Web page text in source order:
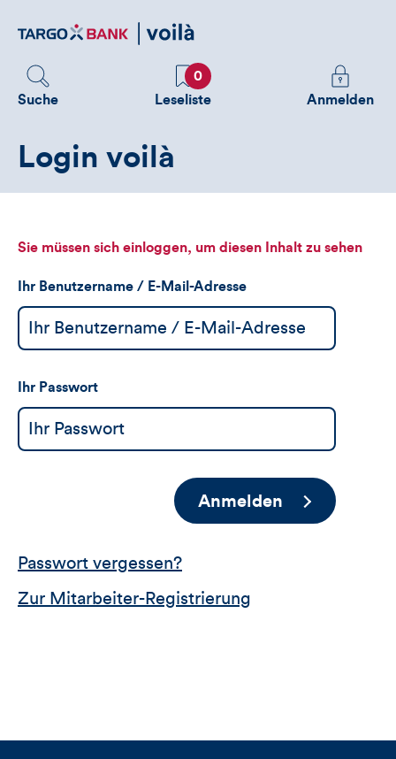
zum
Suche
Favoriten
0
Leseliste
Melden
Sie
sehen
Anmelden
Login voilà
Sie müssen sich einloggen, um diesen Inhalt zu sehen
Ihr Benutzername / E-Mail-Adresse
Ihr Passwort
Anmelden
Passwort vergessen?
Zur Mitarbeiter-Registrierung